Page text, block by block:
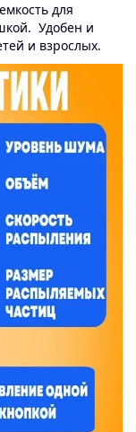
для
Удобен и
и взрослых.